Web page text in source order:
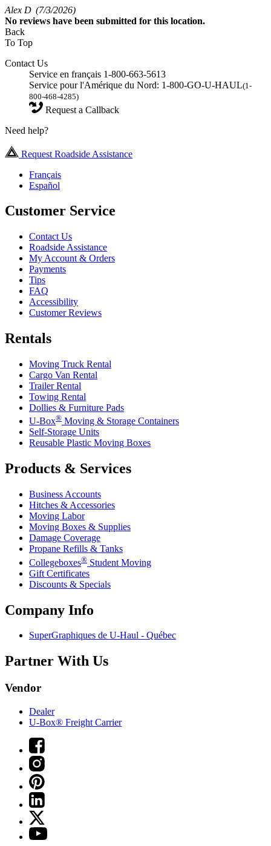
Alex D (7/3/2026)
No reviews have been submitted for this location.
Back
To Top
Contact Us
Service en français 1-800-663-5613
Service pour l'Amérique du Nord: 1-800-GO-U-HAUL(1-
800-468-4285)
Request a Callback
Need help?
Request Roadside Assistance
Français
Español
Customer Service
Contact Us
Roadside Assistance
My Account & Orders
Payments
Tips
FAQ
Accessibility
Customer Reviews
Rentals
Moving Truck Rental
Cargo Van Rental
Trailer Rental
Towing Rental
Dollies & Furniture Pads
U-Box® Moving & Storage Containers
Self-Storage Units
Reusable Plastic Moving Boxes
Products & Services
Business Accounts
Hitches & Accessories
Moving Labor
Moving Boxes & Supplies
Damage Coverage
Propane Refills & Tanks
Collegeboxes® Student Moving
Gift Certificates
Discounts & Specials
Company Info
SuperGraphiques de U-Haul - Québec
Partner With Us
Vendor
Dealer
U-Box® Freight Carrier